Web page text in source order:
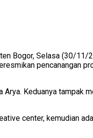
Bogor, Selasa (30/
pencanangan
Keduanya tampak
center, kemudian